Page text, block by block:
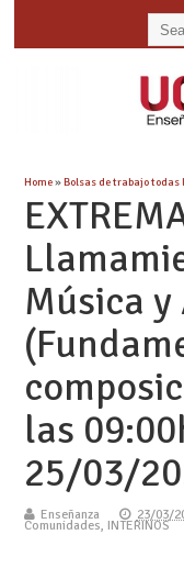
Home»Bolsas de trabajo
Música y
las
25/03/
Enseñanza 23/03/
Comunidades, INTERINOS